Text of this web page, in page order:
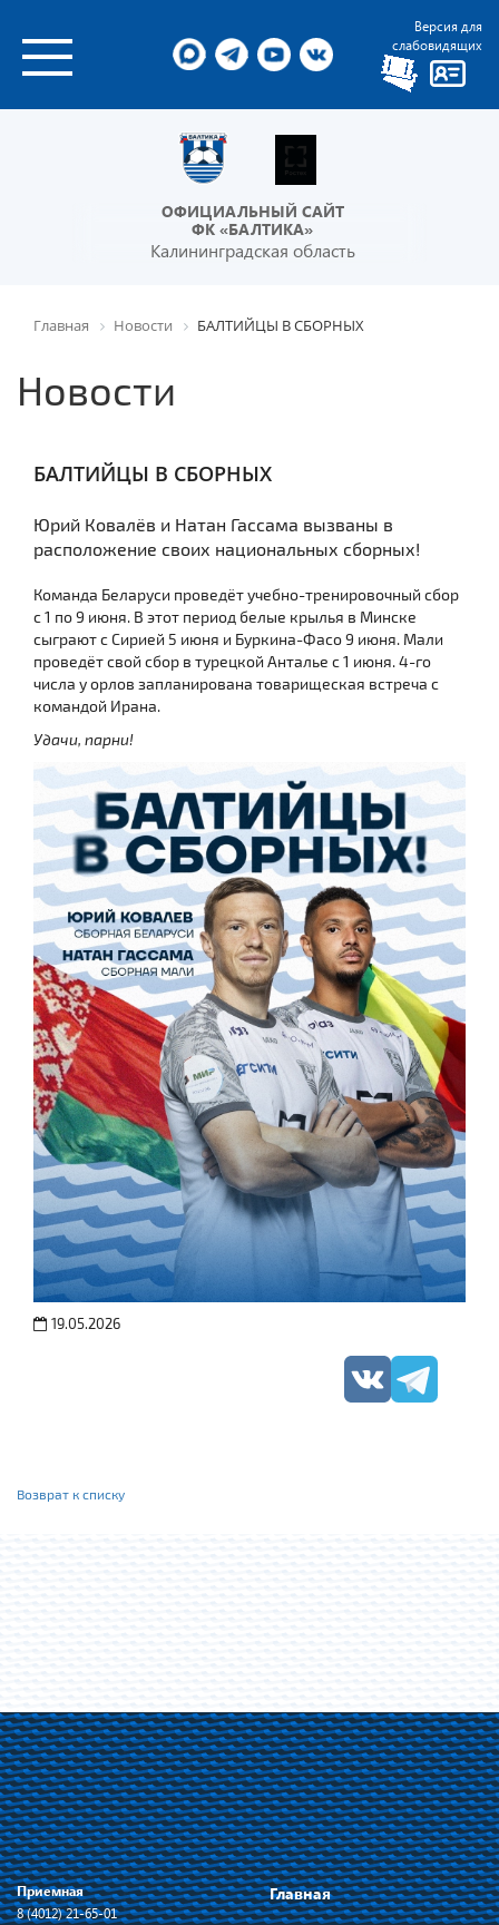
Версия для
слабовидящих
ОФИЦИАЛЬНЫЙ САЙТ
ФК «БАЛТИКА»
Калининградская область
Главная Новости БАЛТИЙЦЫ В СБОРНЫХ
Новости
БАЛТИЙЦЫ В СБОРНЫХ
Юрий Ковалёв и Натан Гассама вызваны в
расположение своих национальных сборных!
Команда Беларуси проведёт учебно-тренировочный сбор
с 1 по 9 июня. В этот период белые крылья в Минске
сыграют с Сирией 5 июня и Буркина-Фасо 9 июня. Мали
проведёт свой сбор в турецкой Анталье с 1 июня. 4-го
числа у орлов запланирована товарищеская встреча с
командой Ирана.
Удачи, парни!
19.05.2026
Возврат к списку
Приемная
8 (4012) 21-65-01
Главная